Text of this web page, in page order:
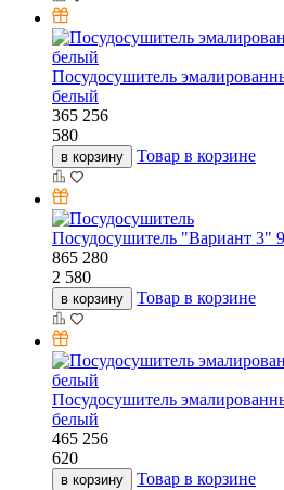
Посудосушитель
белый
365 256
580
в корзину Товар в корзине
Посудосушитель "Вариант 3"
865 280
2 580
в корзину Товар в корзине
Посудосушитель
белый
465 256
620
в корзину Товар в корзине